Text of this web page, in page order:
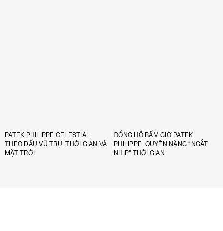
PATEK PHILIPPE CELESTIAL:
THEO DẤU VŨ TRỤ, THỜI GIAN VÀ
MẶT TRỜI
ĐỒNG HỒ BẤM GIỜ PATEK
PHILIPPE: QUYỀN NĂNG “NGẮT
NHỊP” THỜI GIAN